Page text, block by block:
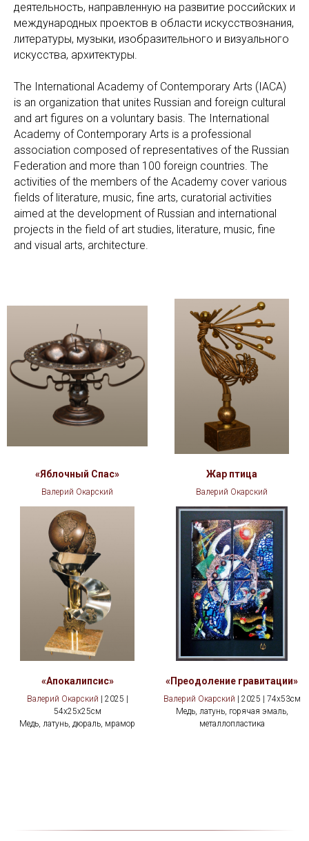
деятельность, направленную на развитие российских и
международных проектов в области искусствознания,
литературы, музыки, изобразительного и визуального
искусства, архитектуры.
The International Academy of Contemporary Arts (IACA)
is an organization that unites Russian and foreign cultural
and art figures on a voluntary basis. The International
Academy of Contemporary Arts is a professional
association composed of representatives of the Russian
Federation and more than 100 foreign countries. The
activities of the members of the Academy cover various
fields of literature, music, fine arts, curatorial activities
aimed at the development of Russian and international
projects in the field of art studies, literature, music, fine
and visual arts, architecture.
«Яблочный Спаc»
Валерий Окарский
Жар птица
Валерий Окарский
«Апокалипсис»
Валерий Окарский | 2025 |
54x25x25см
Медь, латунь, дюраль, мрамор
«Преодоление гравитации»
Валерий Окарский | 2025 | 74x53см
Медь, латунь, горячая эмаль,
металлопластика